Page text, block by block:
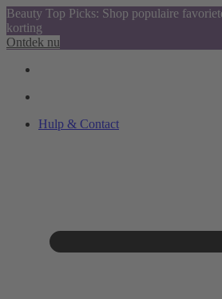
Beauty Top Picks: Shop populaire
korting
Ontdek nu
Hulp & Contact